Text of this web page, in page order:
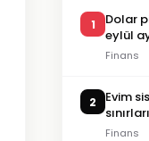
1
Dolar
eylül
Finans
2
Evim
Finans